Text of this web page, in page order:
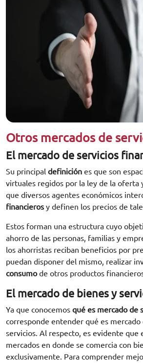
Otros mercados de
El mercado de servicios
Su principal definición es que son
virtuales regidos por la ley de la oferta
que diversos agentes económicos
financieros y definen los precios de
Estos forman una estructura cuyo
ahorro de las personas, familias y
los ahorristas reciban beneficios por
puedan disponer del mismo, realizar
consumode otros productos
El mercado de bienes y
Ya que conocemos qué es mercado de
corresponde entender qué es mercado
servicios. Al respecto, es evidente que
mercados en donde se comercia con
exclusivamente. Para comprender